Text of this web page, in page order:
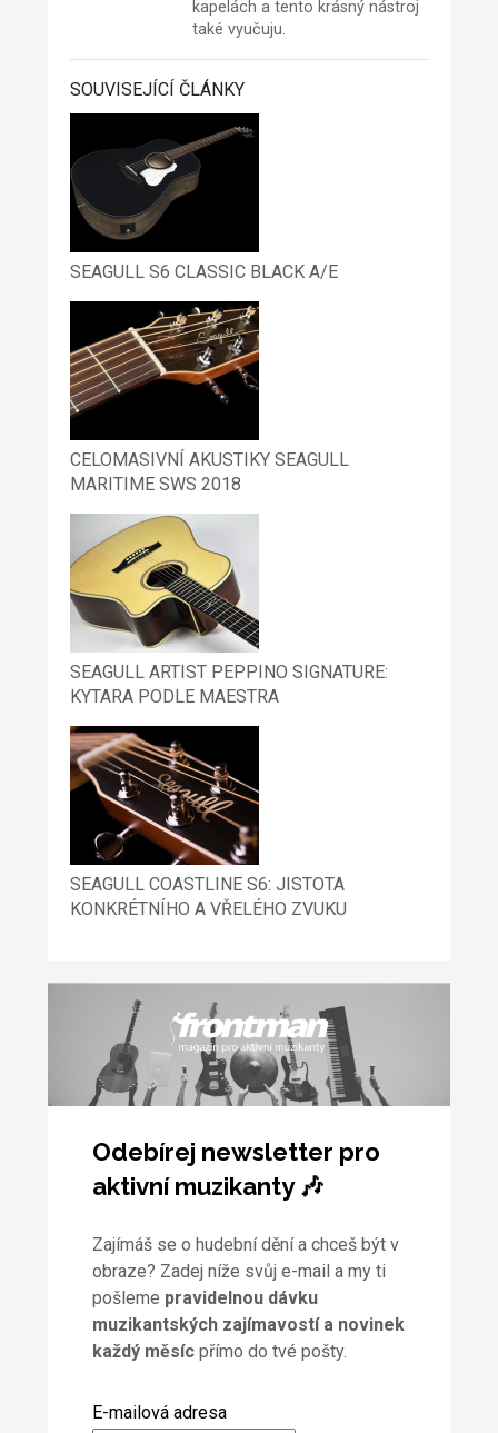
kapelách a tento krásný nástroj
také vyučuju.
SOUVISEJÍCÍ ČLÁNKY
SEAGULL S6 CLASSIC BLACK A/E
CELOMASIVNÍ AKUSTIKY SEAGULL
MARITIME SWS 2018
SEAGULL ARTIST PEPPINO SIGNATURE:
KYTARA PODLE MAESTRA
SEAGULL COASTLINE S6: JISTOTA
KONKRÉTNÍHO A VŘELÉHO ZVUKU
Odebírej newsletter pro
aktivní muzikanty 🎶
Zajímáš se o hudební dění a chceš být v
obraze? Zadej níže svůj e-mail a my ti
pošleme pravidelnou dávku
muzikantských zajímavostí a novinek
každý měsícpřímo do tvé pošty.
E-mailová adresa